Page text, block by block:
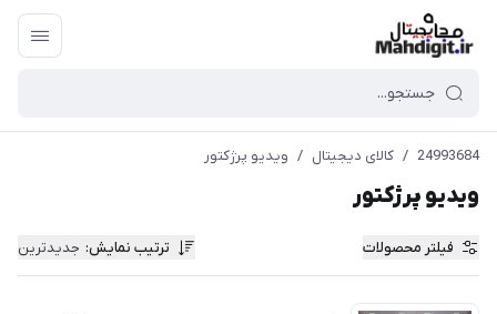
24993684
/ کالای دیجیتال / ویدیو پرژکتور
ویدیو پرژکتور
فیلتر محصولات ترتیب نمایش: جدیدترین